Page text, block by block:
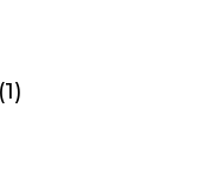
(1)